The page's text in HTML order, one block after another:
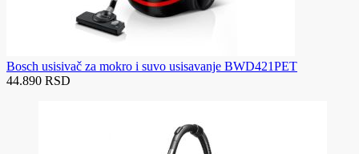
Bosch usisivač za mokro i suvo usisavanje BWD421PET
44.890 RSD